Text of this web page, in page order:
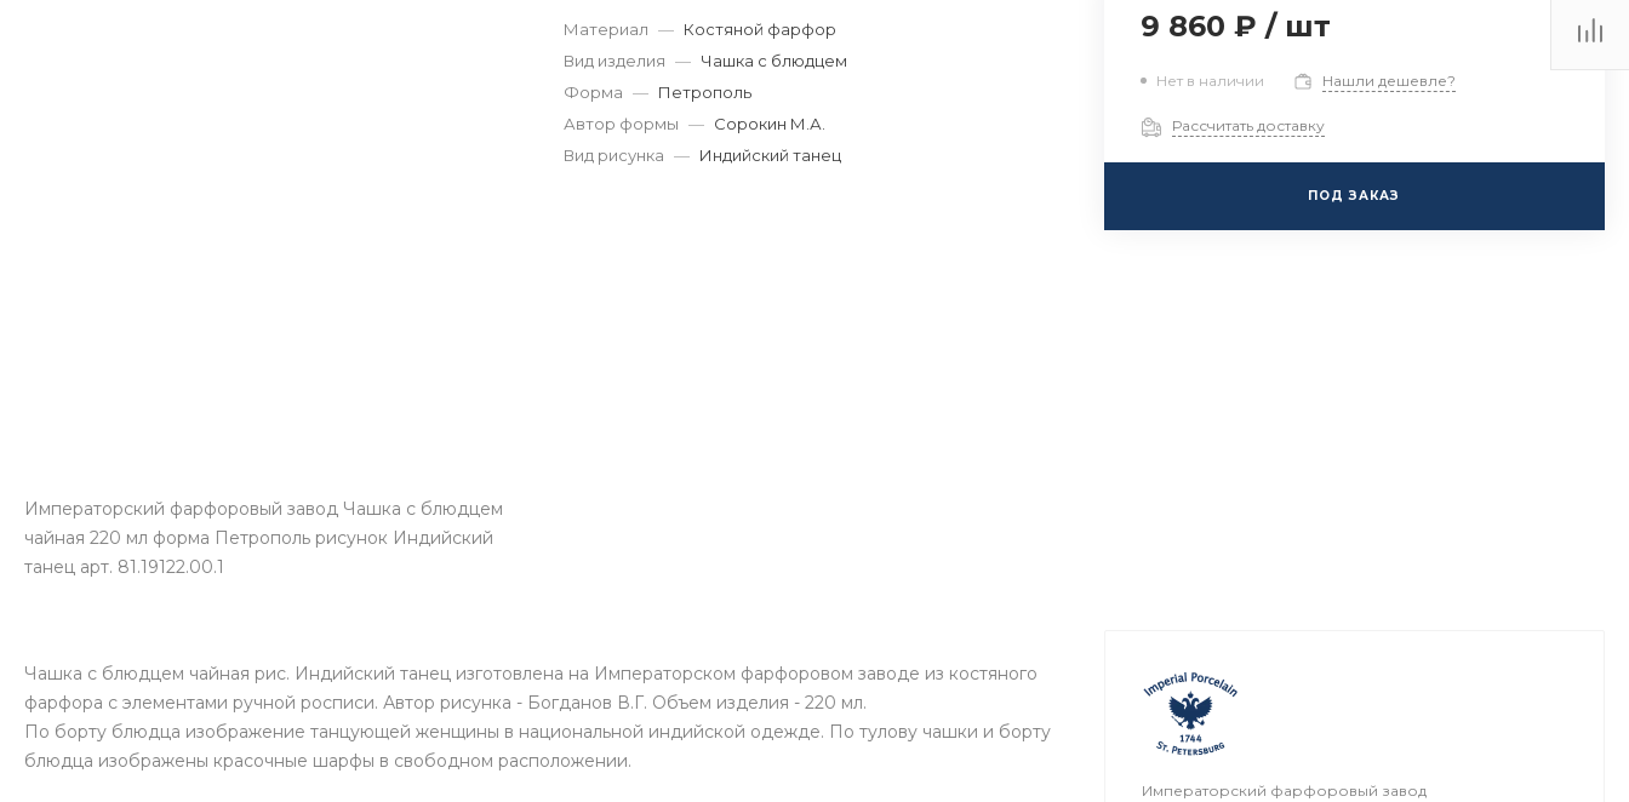
Императорский фарфоровый завод Чашка с блюдцем
чайная 220 мл форма Петрополь рисунок Индийский
танец арт. 81.19122.00.1
Материал — Костяной фарфор
Вид изделия — Чашка с блюдцем
Форма — Петрополь
Автор формы — Сорокин М.А.
Вид рисунка — Индийский танец
9 860 ₽ / шт
Нет в наличии Нашли дешевле?
Рассчитать доставку
ПОД ЗАКАЗ
Чашка с блюдцем чайная рис. Индийский танец изготовлена на Императорском фарфоровом заводе из костяного
фарфора с элементами ручной росписи. Автор рисунка - Богданов В.Г. Объем изделия - 220 мл.
По борту блюдца изображение танцующей женщины в национальной индийской одежде. По тулову чашки и борту
блюдца изображены красочные шарфы в свободном расположении.
Императорский фарфоровый завод